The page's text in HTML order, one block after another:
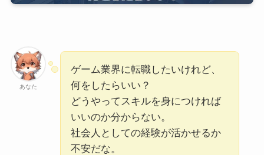
あなた
ゲーム業界に転職したいけれど、
何をしたらいい？
どうやってスキルを身につければ
いいのか分からない。
社会人としての経験が活かせるか
不安だな。